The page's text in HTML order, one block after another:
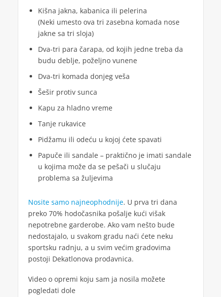
Kišna jakna, kabanica ili pelerina
(Neki umesto ova tri zasebna komada nose
jakne sa tri sloja)
Dva-tri para čarapa, od kojih jedne treba da
budu deblje, poželjno vunene
Dva-tri komada donjeg veša
Šešir protiv sunca
Kapu za hladno vreme
Tanje rukavice
Pidžamu ili odeću u kojoj ćete spavati
Papuče ili sandale – praktično je imati sandale
u kojima može da se pešači u slučaju
problema sa žuljevima
Nosite samo najneophodnije. U prva tri dana
preko 70% hodočasnika pošalje kući višak
nepotrebne garderobe. Ako vam nešto bude
nedostajalo, u svakom gradu naći ćete neku
sportsku radnju, a u svim većim gradovima
postoji Dekatlonova prodavnica.
Video o opremi koju sam ja nosila možete
pogledati dole